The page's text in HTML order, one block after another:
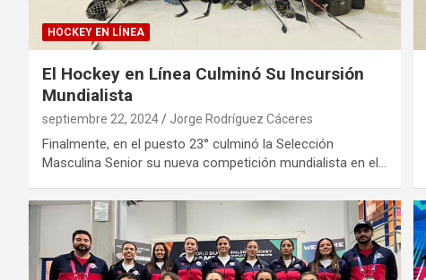
HOCKEY EN LÍNEA
El Hockey en Línea Culminó Su Incursión
Mundialista
septiembre 22, 2024 Jorge Rodríguez Cáceres
Finalmente, en el puesto 23° culminó la Selección
Masculina Senior su nueva competición mundialista en el…